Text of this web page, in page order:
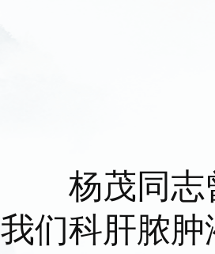
杨茂同志曾
我们科肝脓